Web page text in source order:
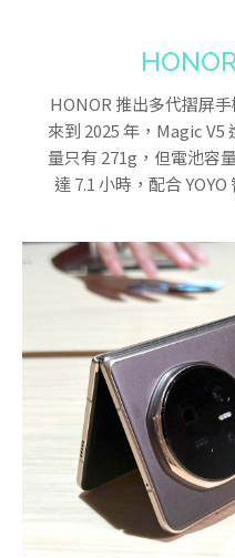
HONOR 推出多代摺屏
來到 2025 年，Magic
量只有 271g，但電池容
達 7.1 小時，配合